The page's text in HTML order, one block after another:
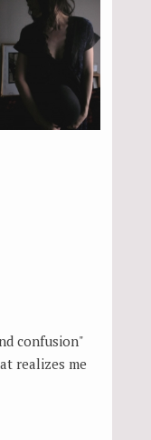
confusion"
realizes me